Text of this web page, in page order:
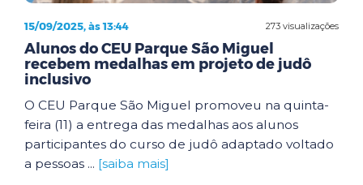
273 visualizações
15/09/2025, às 13:44
Alunos do CEU Parque São Miguel
recebem medalhas em projeto de judô
inclusivo
O CEU Parque São Miguel promoveu na quinta-
feira (11) a entrega das medalhas aos alunos
participantes do curso de judô adaptado voltado
a pessoas ... [saiba mais]